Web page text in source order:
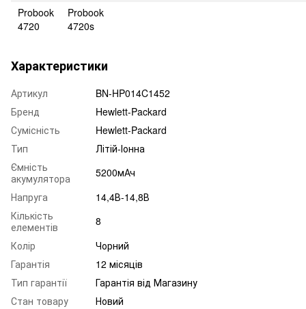
Probook
4720
Probook
4720s
Характеристики
Артикул
BN-HP014C1452
Бренд
Hewlett-Packard
Сумісність
Hewlett-Packard
Тип
Літій-Іонна
Ємність
акумулятора
5200мАч
Напруга
14,4В-14,8В
Кількість
елементів
8
Колір
Чорний
Гарантія
12 місяців
Тип гарантії
Гарантія від Магазину
Стан товару
Новий